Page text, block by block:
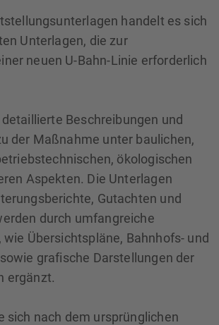
handelt es sich
Unterlagen, die zur
neuen U-Bahn-Linie erforderlich
Beschreibungen und
der Maßnahme unter baulichen,
ökologischen
Aspekten. Die Unterlagen
Gutachten und
durch umfangreiche
Übersichtspläne, Bahnhofs- und
grafische Darstellungen der
ergänzt.
sich nach dem ursprünglichen